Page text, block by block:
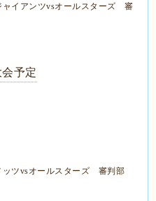
イアンツvsオールスターズ 審
予定
ツvsオールスターズ 審判部